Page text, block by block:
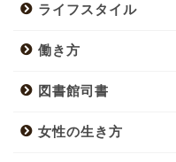
ライフスタイル
働き方
図書館司書
女性の生き方